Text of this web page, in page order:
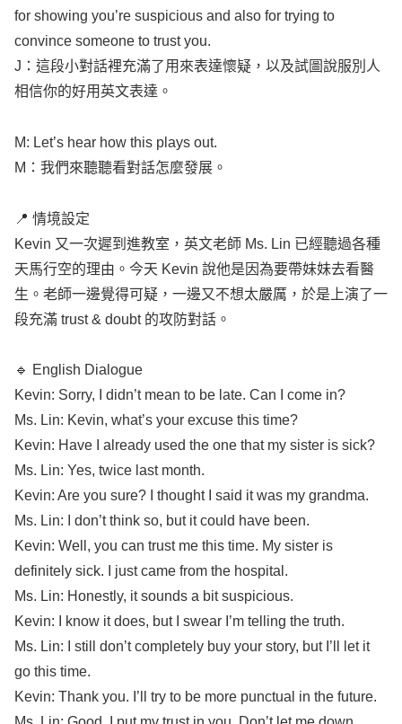
for showing you’re suspicious and also for trying to
convince someone to trustyou.
J：這段小對話裡充滿了用來表達懷疑，以及試圖說服別人
相信你的好用英文表達。
M: Let’s hear how this plays out.
M：我們來聽聽看對話怎麼發展。
📍 情境設定
Kevin 又一次遲到進教室，英文老師 Ms. Lin 已經聽過各種
天馬行空的理由。今天 Kevin 說他是因為要帶妹妹去看醫
生。老師一邊覺得可疑，一邊又不想太嚴厲，於是上演了一
段充滿 trust& doubt的攻防對話。
🔹 English Dialogue
Kevin: Sorry, I didn’t mean to be late. Can I come in?
Ms. Lin: Kevin, what’s your excuse this time?
Kevin: Have I already used the one that my sister is sick?
Ms. Lin: Yes, twice last month.
Kevin: Are you sure? I thoughtI said it was my grandma.
Ms. Lin: I don’t think so, but it could have been.
Kevin: Well , you can trustme this time. My sister is
definitely sick. I justcame from the hospital .
Ms. Lin: Honestly, itsounds a bit suspicious.
Kevin: I know it does, but I swear I’m telling the truth.
Ms. Lin: I still don’t completely buy your story, but I’ll letit
go this time.
Kevin: Thank you. I’ll try to be more punctual in the future.